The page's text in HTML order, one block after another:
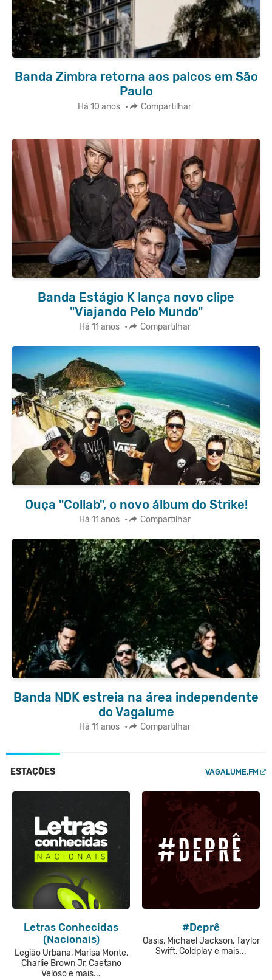
Banda Zimbra retorna aos palcos em São
Paulo
Há 10 anos • Compartilhar
Banda Estágio K lança novo clipe
"Viajando Pelo Mundo"
Há 11 anos • Compartilhar
Ouça "Collab", o novo álbum do Strike!
Há 11 anos • Compartilhar
Banda NDK estreia na área independente
do Vagalume
Há 11 anos • Compartilhar
ESTAÇÕES VAGALUME.FM
Letras Conhecidas
(Nacionais)
Legião Urbana, Marisa Monte,
Charlie Brown Jr, Caetano
Veloso e mais...
#Deprê
Oasis, Michael Jackson, Taylor
Swift, Coldplay e mais...